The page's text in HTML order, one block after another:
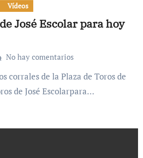
Vídeos
José Escolar para hoy
No hay comentarios
de José Escolarpara…